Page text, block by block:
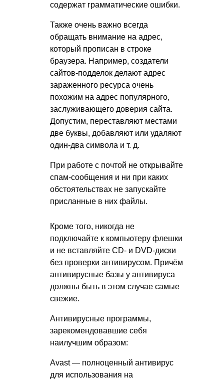
содержат грамматические ошибки.
Также очень важно всегда
обращать внимание на адрес,
который прописан в строке
браузера. Например, создатели
сайтов-подделок делают адрес
зараженного ресурса очень
похожим на адрес популярного,
заслуживающего доверия сайта.
Допустим, переставляют местами
две буквы, добавляют или удаляют
один-два символа и т. д.
При работе с почтой не открывайте
спам-сообщения и ни при каких
обстоятельствах не запускайте
присланные в них файлы.
Кроме того, никогда не
подключайте к компьютеру флешки
и не вставляйте CD- и DVD-диски
без проверки антивирусом. Причём
антивирусные базы у антивируса
должны быть в этом случае самые
свежие.
Антивирусные программы,
зарекомендовавшие себя
наилучшим образом:
Avast — полноценный антивирус
для использования на